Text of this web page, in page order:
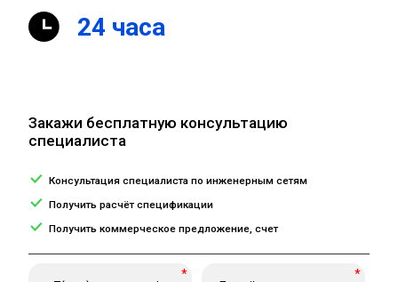
24 часа
Закажи бесплатную консультацию
специалиста
Консультация специалиста по инженерным сетям
Получить расчёт спецификации
Получить коммерческое предложение, счет
* *